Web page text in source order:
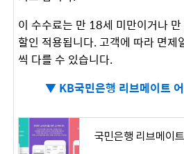
이 수수료는 만 18세 미만이거나
할인 적용됩니다. 고객에 따라 면제
씩 다를 수 있습니다.
▼ KB국민은행 리브메이트